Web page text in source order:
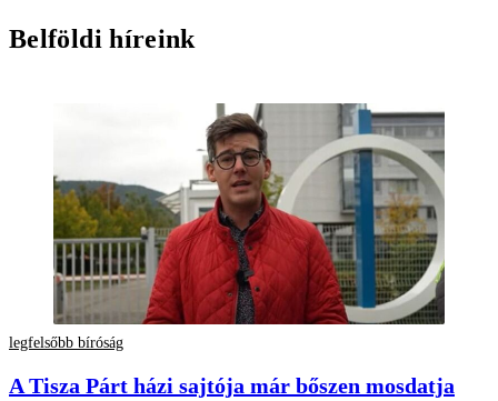
Belföldi híreink
legfelsőbb bíróság
A Tisza Párt házi sajtója már bőszen mosdatja